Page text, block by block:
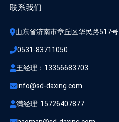
联系我们
山东省济南市章丘区华民路517号
0531-83711050
王经理：13356683703
info@sd-daxing.com
满经理: 15726407877